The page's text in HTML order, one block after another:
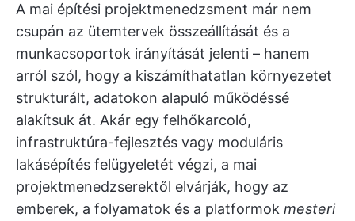
A mai építési projektmenedzsment már nem
csupán az ütemtervek összeállítását és a
munkacsoportok irányítását jelenti – hanem
arról szól, hogy a kiszámíthatatlan környezetet
strukturált, adatokon alapuló működéssé
alakítsuk át. Akár egy felhőkarcoló,
infrastruktúra-fejlesztés vagy moduláris
lakásépítés felügyeletét végzi, a mai
projektmenedzserektől elvárják, hogy az
emberek, a folyamatok és a platformok mesteri